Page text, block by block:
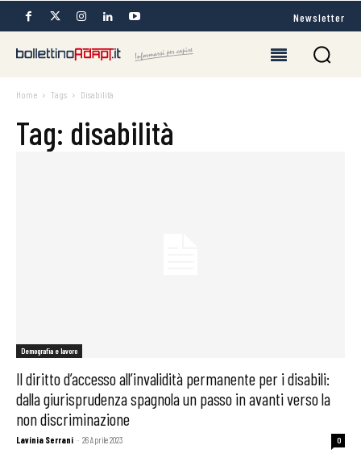
Newsletter
Home Tags Disabilità
Tag: disabilità
Demografia e lavoro
Il diritto d’accesso all’invalidità permanente per i disabili:
dalla giurisprudenza spagnola un passo in avanti verso la
non discriminazione
Lavinia Serrani - 26 Aprile 2023 0